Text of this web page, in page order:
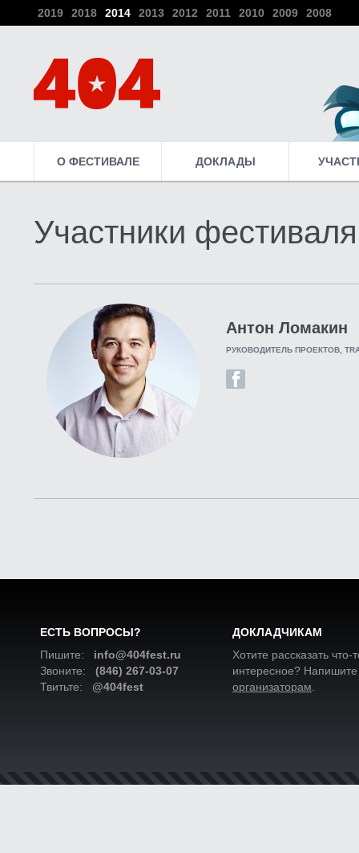
2019 2018 2014 2013 2012 2011 2010 2009 2008
О ФЕСТИВАЛЕ ДОКЛАДЫ
Участники фестиваля
Антон Ломакин
РУКОВОДИТЕЛЬ ПРОЕКТОВ,
ЕСТЬ ВОПРОСЫ?
Пишите: info@404fest.ru
Звоните: (846) 267-03-07
Твитьте: @404fest
ДОКЛАДЧИКАМ
Хотите рассказать что-
интересное?
организаторам